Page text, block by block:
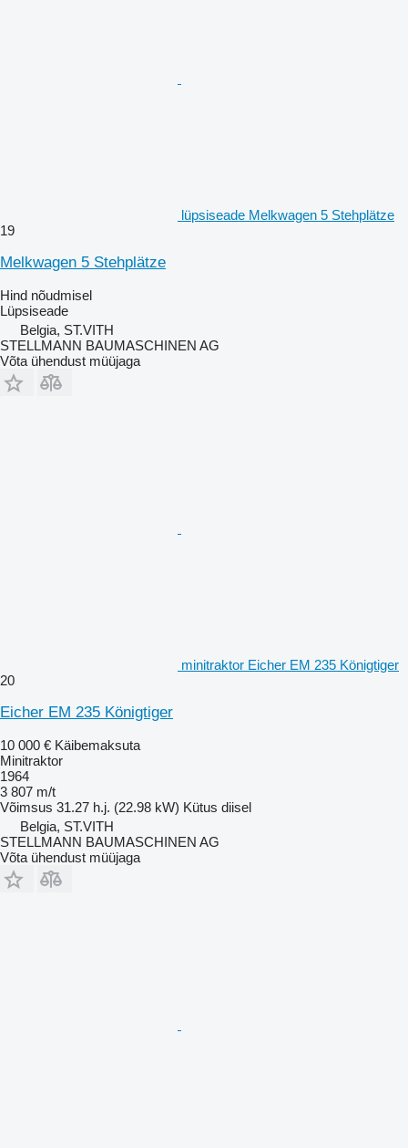
lüpsiseade Melkwagen 5 Stehplätze
19
Melkwagen 5 Stehplätze
Hind nõudmisel
Lüpsiseade
Belgia, ST.VITH
STELLMANN BAUMASCHINEN AG
Võta ühendust müüjaga
minitraktor Eicher EM 235 Königtiger
20
Eicher EM 235 Königtiger
10 000 € Käibemaksuta
Minitraktor
1964
3 807 m/t
Võimsus 31.27 h.j. (22.98 kW) Kütus diisel
Belgia, ST.VITH
STELLMANN BAUMASCHINEN AG
Võta ühendust müüjaga